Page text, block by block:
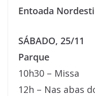
Entoada
SÁBADO, 25/11
Parque
10h30 – Missa
12h – Nas abas